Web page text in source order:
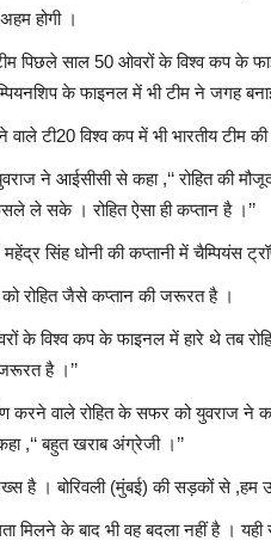
होगी ।
टीम पिछले साल 50 ओवरों के विश्व कप
के फाइनल में भी टीम ने जगह
टी20 विश्व कप में भी भारतीय टीम की
ने आईसीसी से कहा ,‘‘ रोहित की
ले सके । रोहित ऐसा ही कप्तान है ।’’
सिंह धोनी की कप्तानी में चैम्पियंस
को रोहित जैसे कप्तान की जरूरत है ।
के विश्व कप के फाइनल में हारे थे तब
है ।’’
करने वाले रोहित के सफर को युवराज ने
,‘‘ बहुत खराब अंग्रेजी ।’’
है । बोरिवली (मुंबई) की सड़कों से
मिलने के बाद भी वह बदला नहीं है ।